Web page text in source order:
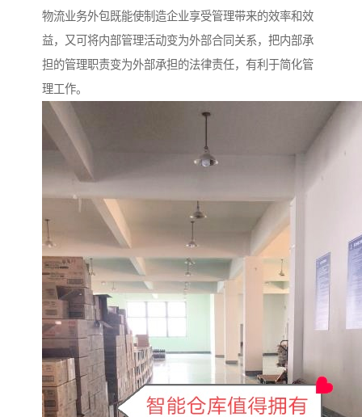
物流业务外包既能使制造企业享受管理带来的效率和效
益，又可将内部管理活动变为外部合同关系，把内部承
担的管理职责变为外部承担的法律责任，有利于简化管
理工作。